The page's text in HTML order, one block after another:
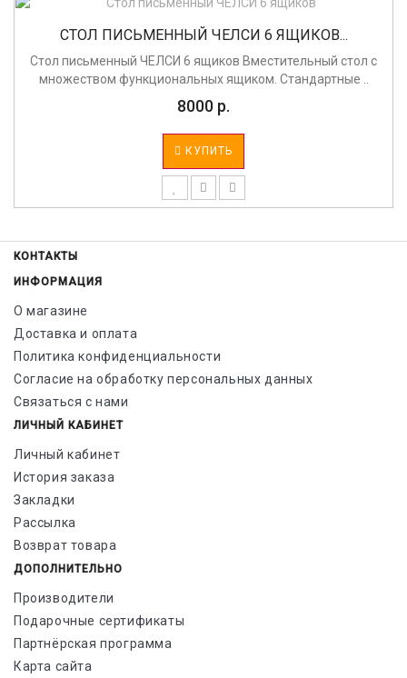
СТОЛ ПИСЬМЕННЫЙ ЧЕЛСИ 6 ЯЩИКОВ...
Стол письменный ЧЕЛСИ 6 ящиков Вместительный стол с
множеством функциональных ящиком. Стандартные ..
8000 р.
КУПИТЬ
КОНТАКТЫ
ИНФОРМАЦИЯ
О магазине
Доставка и оплата
Политика конфиденциальности
Согласие на обработку персональных данных
Связаться с нами
ЛИЧНЫЙ КАБИНЕТ
Личный кабинет
История заказа
Закладки
Рассылка
Возврат товара
ДОПОЛНИТЕЛЬНО
Производители
Подарочные сертификаты
Партнёрская программа
Карта сайта